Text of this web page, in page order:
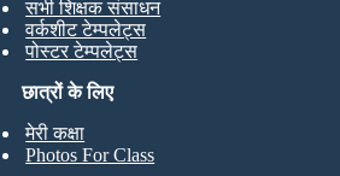
छात्रों के लिए
मेरी कक्षा
Photos For Class
सभी शिक्षक संसाधन
वर्कशीट टेम्पलेट्स
पोस्टर टेम्पलेट्स